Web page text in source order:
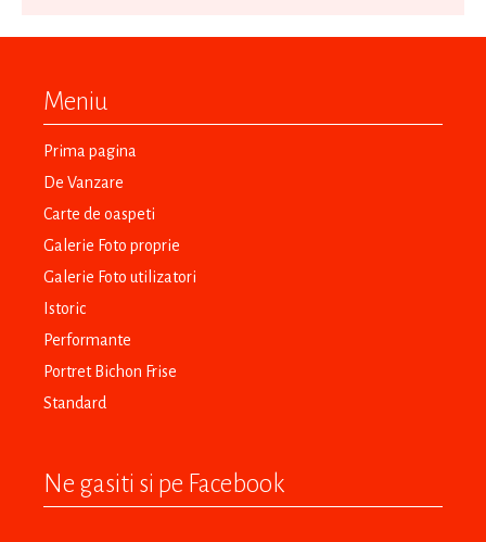
Meniu
Prima pagina
De Vanzare
Carte de oaspeti
Galerie Foto proprie
Galerie Foto utilizatori
Istoric
Performante
Portret Bichon Frise
Standard
Ne gasiti si pe Facebook